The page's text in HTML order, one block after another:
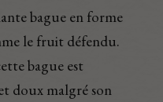
bague en forme
le fruit défendu.
bague est
doux malgré son